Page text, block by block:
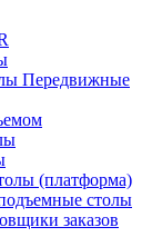
Передвижные
(платформа)
столы
заказов